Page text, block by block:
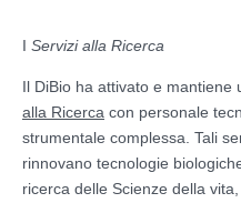
I Servizi alla Ricerca
Il DiBio ha attivato e mantiene
alla Ricerca con personale
strumentale complessa. Tali
rinnovano tecnologie
ricerca delle Scienze della